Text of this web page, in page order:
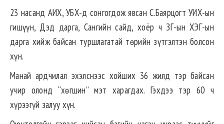
23 насанд АИХ, УБХ-д сонгогдож явсан С.Баярцогт УИХ-ын
гишүүн, Дэд дарга, Сангийн сайд, хоёр ч ЗГ-ын ХЭГ-ын
дарга хийж байсан туршлагатай төрийн зүтгэлтэн болсон
хүн.
Манай ардчилал эхэлснээс хойших 36 жилд тэр байсан
учир олонд “хөгшин” мэт харагдах. Гэхдээ тэр 60 ч
хүрээгүй залуу хүн.